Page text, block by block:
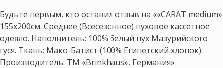
Будьте первым, кто оставил отзыв на ««CARAT medium»
155х200см. Среднее (Всесезонное) пуховое кассетное
одеяло. Наполнитель: 100% белый пух Мазурийского
гуся. Ткань: Мако-Батист (100% Египетский хлопок).
Производитель: ТМ «Brinkhaus», Германия»